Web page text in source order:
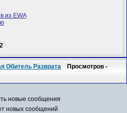
из EWA
2
Обитель Разврата Просмотров -
новые сообщения
новых сообщений